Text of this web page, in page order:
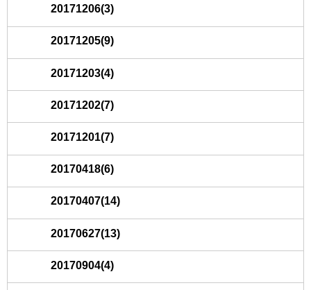
20171206(3)
20171205(9)
20171203(4)
20171202(7)
20171201(7)
20170418(6)
20170407(14)
20170627(13)
20170904(4)